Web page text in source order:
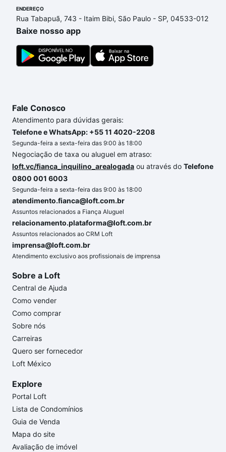
processo de compra, veja em nosso portal
custa comprar um apartamento e conte com a
gente para comprar o imóvel dos seus sonhos com
segurança e conforto. Loft, com você até as
chaves.
ENDEREÇO
Rua Tabapuã, 743 - Itaim Bibi, São Paulo - SP, 04533-012
Baixe nosso app
Fale Conosco
Atendimento para dúvidas gerais:
Telefone e WhatsApp: +55 11 4020-2208
Segunda-feira a sexta-feira das 9:00 às 18:00
Negociação de taxa ou aluguel em atraso:
loft.vc/fianca_inquilino_arealogada ou através do Telefone
0800 001 6003
Segunda-feira a sexta-feira das 9:00 às 18:00
atendimento.fianca@loft.com.br
Assuntos relacionados a Fiança Aluguel
relacionamento.plataforma@loft.com.br
Assuntos relacionados ao CRM Loft
imprensa@loft.com.br
Atendimento exclusivo aos profissionais de imprensa
Sobre a Loft
Central de Ajuda
Como vender
Como comprar
Sobre nós
Carreiras
Quero ser fornecedor
Loft México
Explore
Portal Loft
Lista de Condomínios
Guia de Venda
Mapa do site
Avaliação de imóvel